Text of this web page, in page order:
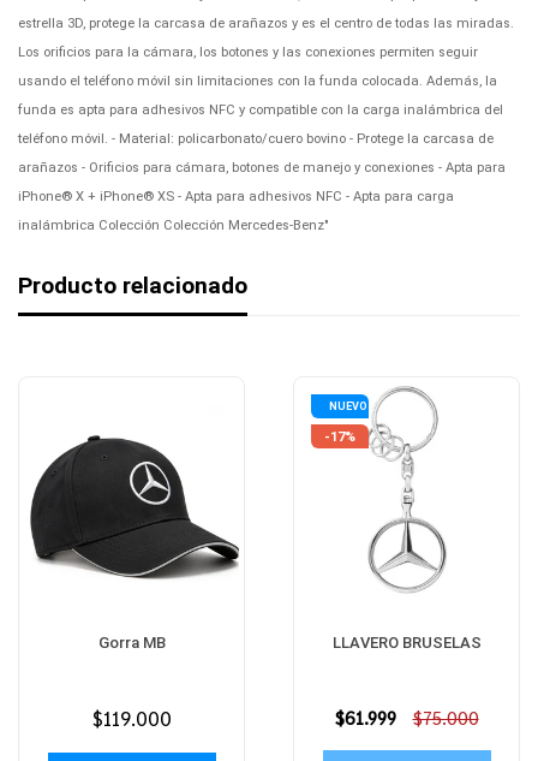
estrella 3D, protege la carcasa de arañazos y es el centro de todas las miradas.
Los orificios para la cámara, los botones y las conexiones permiten seguir
usando el teléfono móvil sin limitaciones con la funda colocada. Además, la
funda es apta para adhesivos NFC y compatible con la carga inalámbrica del
teléfono móvil. - Material: policarbonato/cuero bovino - Protege la carcasa de
arañazos - Orificios para cámara, botones de manejo y conexiones - Apta para
iPhone® X + iPhone® XS - Apta para adhesivos NFC - Apta para carga
inalámbrica Colección Colección Mercedes-Benz"
Producto relacionado
Gorra MB
Precio
$119.000
NUEVO
-17%
LLAVERO BRUSELAS
Precio
$61.999 $75.000